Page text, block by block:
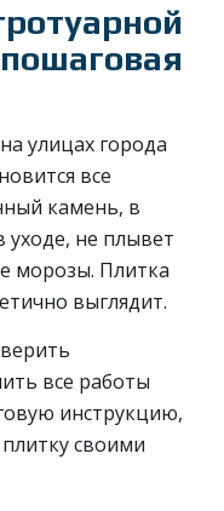
улицах города
все
камень, в
уходе, не плывет
морозы. Плитка
выглядит.
все работы
инструкцию,
своими